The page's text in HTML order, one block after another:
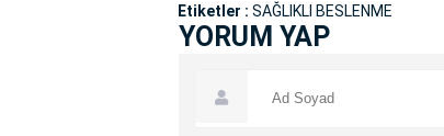
Etiketler : SAĞLIKLI BESLENME
YORUM YAP